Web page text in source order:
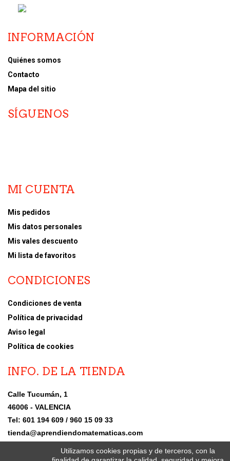
Utilizamos cookies propias y de terceros, con la
INFORMACIÓN
Quiénes somos
Contacto
Mapa del sitio
SÍGUENOS
MI CUENTA
Mis pedidos
Mis datos personales
Mis vales descuento
Mi lista de favoritos
CONDICIONES
Condiciones de venta
Política de privacidad
Aviso legal
Política de cookies
INFO. DE LA TIENDA
Calle Tucumán, 1
46006 - VALENCIA
Tel: 601 194 609 / 960 15 09 33
tienda@aprendiendomatematicas.com